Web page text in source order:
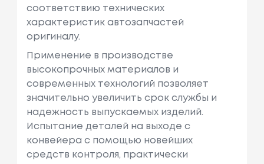
соответствию технических
характеристик автозапчастей
оригиналу.
Применение в производстве
высокопрочных материалов и
современных технологий позволяет
значительно увеличить срок службы и
надежность выпускаемых изделий.
Испытание деталей на выходе с
конвейера с помощью новейших
средств контроля, практически